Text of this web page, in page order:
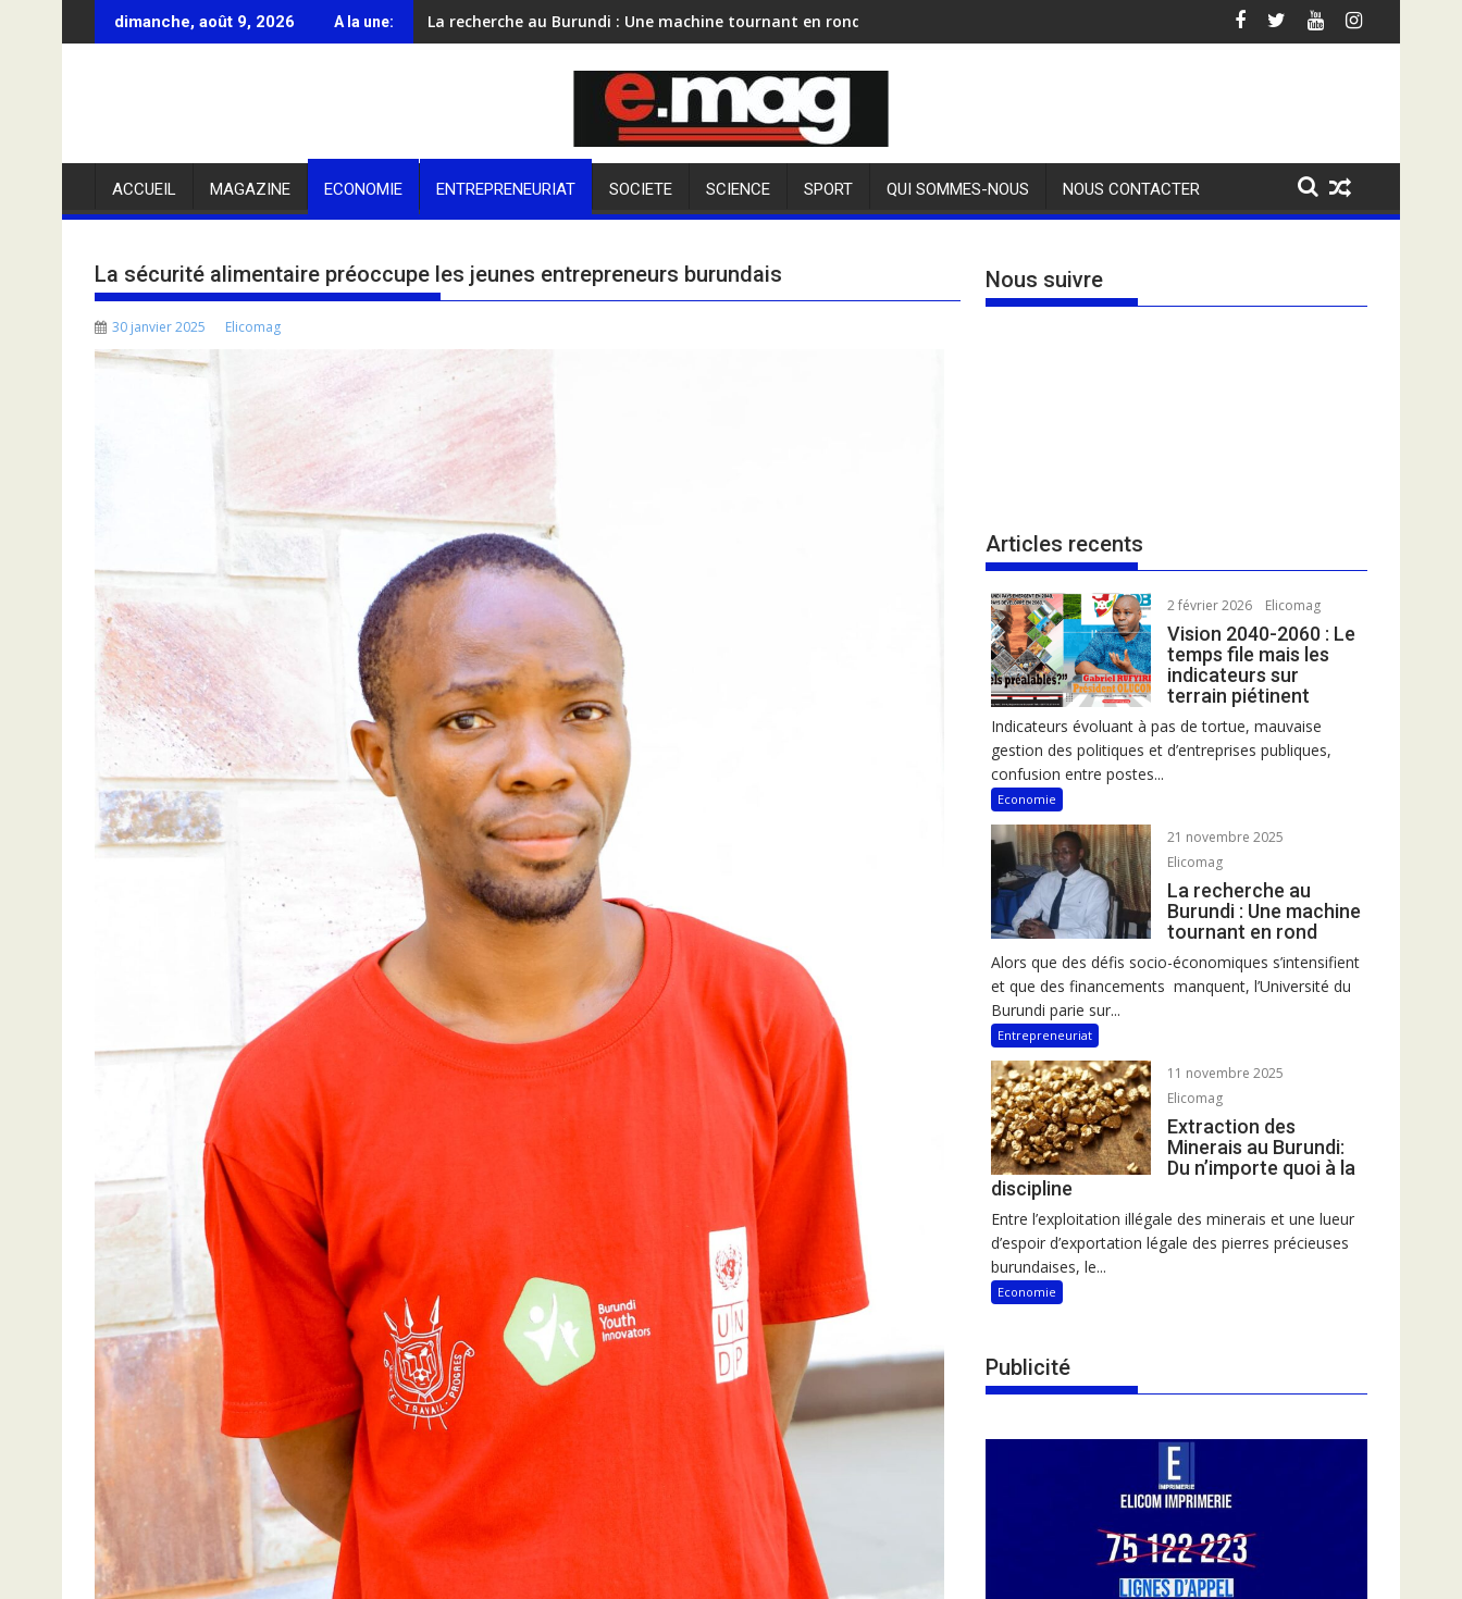
to
dimanche, août 9, 2026 A la une: La recherche au Burundi : Une machine tournant en rond
ACCUEIL MAGAZINE ECONOMIE ENTREPRENEURIAT SOCIETE SCIENCE SPORT QUI SOMMES-NOUS NOUS CONTACTER
La sécurité alimentaire préoccupe les jeunes entrepreneurs burundais
30 janvier 2025 Elicomag
Nous suivre
Articles recents
2 février 2026 Elicomag
Vision 2040-2060 : Le
temps file mais les
indicateurs sur
terrain piétinent
Indicateurs évoluant à pas de tortue, mauvaise
gestion des politiques et d’entreprises publiques,
confusion entre postes...
Economie
21 novembre 2025
Elicomag
La recherche au
Burundi : Une machine
tournant en rond
Alors que des défis socio-économiques s’intensifient
et que des financements manquent, l’Université du
Burundi parie sur...
Entrepreneuriat
11 novembre 2025
Elicomag
Extraction des
Minerais au Burundi:
Du n’importe quoi à la
discipline
Entre l’exploitation illégale des minerais et une lueur
d’espoir d’exportation légale des pierres précieuses
burundaises, le...
Economie
Publicité